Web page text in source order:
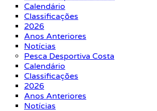
Calendário
Classificações
2026
Anos Anteriores
Notícias
Pesca Desportiva Costa
Calendário
Classificações
2026
Anos Anteriores
Notícias